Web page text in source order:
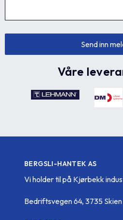
Våre
BERGSLI-HANTEK AS
Vi holder til på Kjørbekk
Bedriftsvegen 64, 3735 Skien